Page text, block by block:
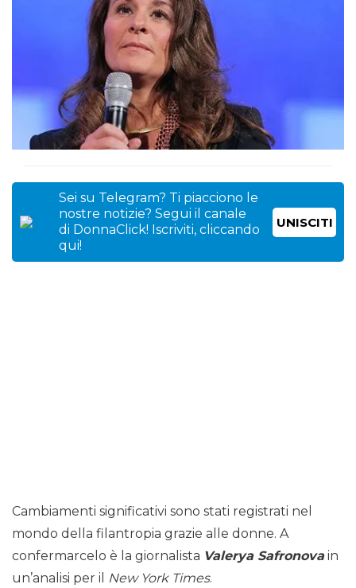
Sei su Telegram? Ti piacciono le
nostre notizie? Segui il canale
di DonnaClick! Iscriviti, cliccando
qui!
UNISCITI
Cambiamenti significativi sono stati registrati nel
mondo della filantropia grazie alle donne. A
confermarcelo è la giornalista Valerya Safronovain
un’analisi per il
New York Times.